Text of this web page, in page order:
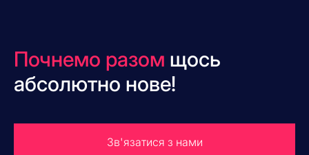
Почнемо разом щось
абсолютно нове!
Зв'язатися з нами